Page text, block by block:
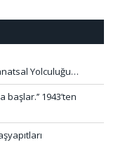
Yolculuğu…
1943’ten